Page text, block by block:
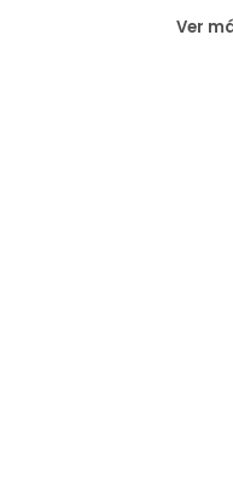
Ver